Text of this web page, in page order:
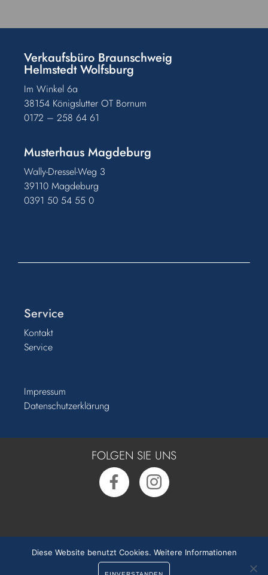
Rufen Sie uns an:0391 50 54 55 0
Verkaufsbüro Braunschweig
Helmstedt Wolfsburg
Im Winkel 6a
38154 Königslutter OT Bornum
0172 – 258 64 61
Musterhaus Magdeburg
Wally-Dressel-Weg 3
39110 Magdeburg
0391 50 54 55 0
Service
Kontakt
Service
Impressum
Datenschutzerklärung
FOLGEN SIE UNS
Diese Website benutzt Cookies. Weitere Informationen